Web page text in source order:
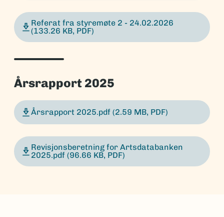
Referat fra styremøte 2 - 24.02.2026
(133.26 KB, PDF)
Årsrapport 2025
Årsrapport 2025.pdf (2.59 MB, PDF)
Revisjonsberetning for Artsdatabanken
2025.pdf (96.66 KB, PDF)